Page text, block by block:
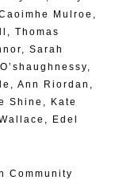
Mulroe,
Thomas
Sarah
Ann Riordan,
Shine, Kate
Edel
Community